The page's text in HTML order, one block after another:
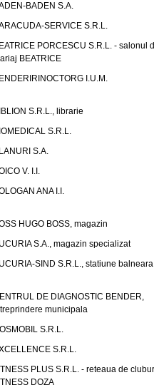
BADEN S.A.
SERVICE S.R.L.
PORCESCU S.R.L. - salonul
BEATRICE
I.U.M.
S.R.L., librarie
S.R.L.
S.A.
V. I.I.
ANA I.I.
HUGO BOSS, magazin
S.A., magazin specializat
SIND S.R.L., statiune balneara
DE DIAGNOSTIC BENDER,
municipala
S.R.L.
S.R.L.
PLUS S.R.L. - reteaua de
DOZA